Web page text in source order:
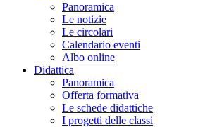
Panoramica
Le notizie
Le circolari
Calendario eventi
Albo online
Didattica
Panoramica
Offerta formativa
Le schede didattiche
I progetti delle classi